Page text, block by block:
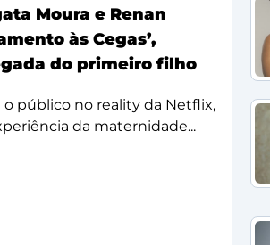
Moura e Renan
às Cegas’,
do primeiro filho
público no reality da Netflix,
da maternidade...